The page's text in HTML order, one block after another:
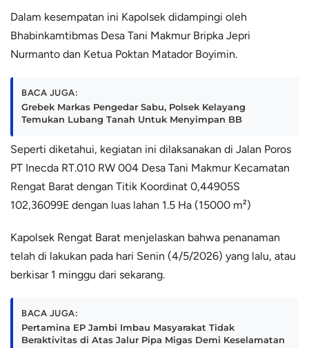
Dalam kesempatan ini Kapolsek didampingi oleh
Bhabinkamtibmas Desa Tani Makmur Bripka Jepri
Nurmanto dan Ketua Poktan Matador Boyimin.
BACA JUGA:
Grebek Markas Pengedar Sabu, Polsek Kelayang
Temukan Lubang Tanah Untuk Menyimpan BB
Seperti diketahui, kegiatan ini dilaksanakan di Jalan Poros
PT Inecda RT.010 RW 004 Desa Tani Makmur Kecamatan
Rengat Barat dengan Titik Koordinat 0,44905S
102,36099E dengan luas lahan 1.5 Ha (15000 m²)
Kapolsek Rengat Barat menjelaskan bahwa penanaman
telah di lakukan pada hari Senin (4/5/2026) yang lalu, atau
berkisar 1 minggu dari sekarang.
BACA JUGA:
Pertamina EP Jambi Imbau Masyarakat Tidak
Beraktivitas di Atas Jalur Pipa Migas Demi Keselamatan